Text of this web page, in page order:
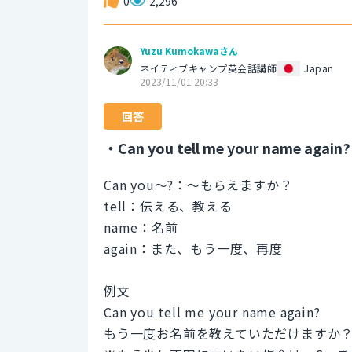
Yuzu Kumokawaさん
ネイティブキャンプ英会話講師
Japan
2023/11/01 20:33
回答
・Can you tell me your name again?
Can you～?：～もらえますか？
tell：伝える、教える
name：名前
again：また、もう一度、再度
例文
Can you tell me your name again?
もう一度お名前を教えていただけますか